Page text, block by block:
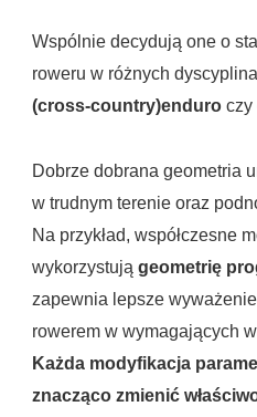
Wspólnie decydują one o
roweru w różnych
(cross-country)enduro czy
Dobrze dobrana geometria
w trudnym terenie oraz
Na przykład, współczesne
wykorzystują geometrię
zapewnia lepsze
rowerem w wymagających
Każda modyfikacja
znacząco zmienić